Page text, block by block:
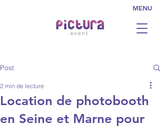
MENU
Post
Location de photobooth
en Seine et Marne pour
2 min de lecture